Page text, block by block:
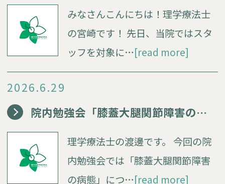
みなさんこんにちは！理学療法士
の宮崎です！ 先日、当院ではスタ
ッフを対象に…[read more]
2026.6.29
院内勉強会「膝蓋大腿関節障害の病態」
理学療法士の渡邊です。 今回の院
内勉強会では「膝蓋大腿関節障害
の病態」につ…[read more]